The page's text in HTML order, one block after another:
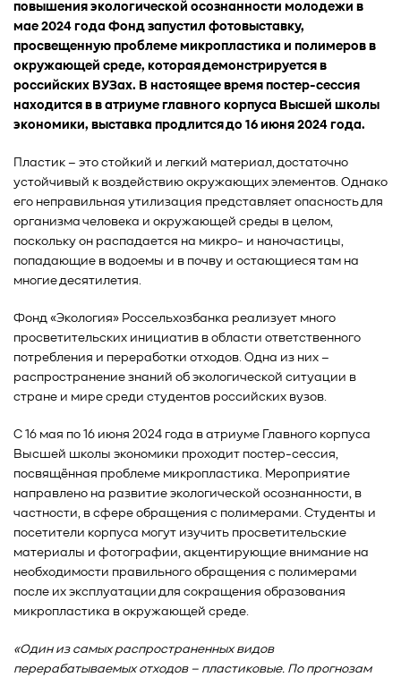
повышения экологической осознанности молодежи в
мае 2024 года Фонд запустил фотовыставку,
просвещенную проблеме микропластика и полимеров в
окружающей среде, которая демонстрируется в
российских ВУЗах. В настоящее время постер-сессия
находится в в атриуме главного корпуса Высшей школы
экономики, выставка продлится до 16 июня 2024 года.
Пластик – это стойкий и легкий материал, достаточно
устойчивый к воздействию окружающих элементов. Однако
его неправильная утилизация представляет опасность для
организма человека и окружающей среды в целом,
поскольку он распадается на микро- и наночастицы,
попадающие в водоемы и в почву и остающиеся там на
многие десятилетия.
Фонд «Экология» Россельхозбанка реализует много
просветительских инициатив в области ответственного
потребления и переработки отходов. Одна из них –
распространение знаний об экологической ситуации в
стране и мире среди студентов российских вузов.
С 16 мая по 16 июня 2024 года в атриуме Главного корпуса
Высшей школы экономики проходит постер-сессия,
посвящённая проблеме микропластика. Мероприятие
направлено на развитие экологической осознанности, в
частности, в сфере обращения с полимерами. Студенты и
посетители корпуса могут изучить просветительские
материалы и фотографии, акцентирующие внимание на
необходимости правильного обращения с полимерами
после их эксплуатации для сокращения образования
микропластика в окружающей среде.
«Один из самых распространенных видов
перерабатываемых отходов – пластиковые. По прогнозам